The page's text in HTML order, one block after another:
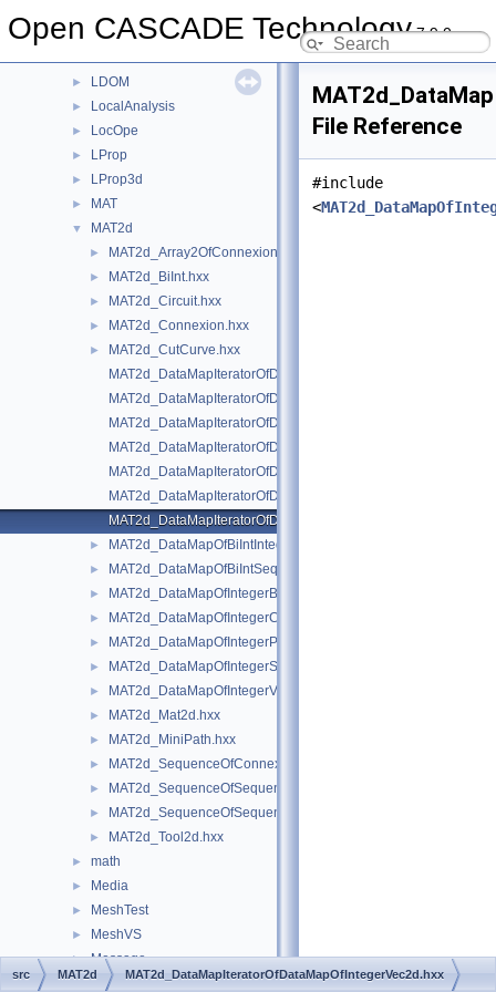
Open CASCADE Technology7.9.0
IVtkVTK
► LDOM
► LocalAnalysis
► LocOpe
► LProp
► LProp3d
► MAT
▼ MAT2d
► MAT2d_Array2OfConnexion.hxx
► MAT2d_BiInt.hxx
► MAT2d_Circuit.hxx
► MAT2d_Connexion.hxx
►
MAT2d_CutCurve.hxx
MAT2d_DataMapIteratorOfDataMapOfBiIntInteger.hxx
MAT2d_DataMapIteratorOfDataMapOfIntegerBisec.hxx
MAT2d_DataMapIteratorOfDataMapOfIntegerConnexion.hxx
MAT2d_DataMapIteratorOfDataMapOfIntegerPnt2d.hxx
MAT2d_DataMapIteratorOfDataMapOfIntegerVec2d.hxx
► MAT2d_DataMapOfBiIntInteger.hxx
► MAT2d_DataMapOfBiIntSequenceOfInteger.hxx
► MAT2d_DataMapOfIntegerBisec.hxx
► MAT2d_DataMapOfIntegerConnexion.hxx
► MAT2d_DataMapOfIntegerPnt2d.hxx
► MAT2d_DataMapOfIntegerSequenceOfConnexion.hxx
► MAT2d_DataMapOfIntegerVec2d.hxx
► MAT2d_Mat2d.hxx
► MAT2d_MiniPath.hxx
► MAT2d_SequenceOfConnexion.hxx
► MAT2d_SequenceOfSequenceOfCurve.hxx
► MAT2d_SequenceOfSequenceOfGeometry.hxx
► MAT2d_Tool2d.hxx
► math
► Media
► MeshTest
► MeshVS
► Message
► MoniTool
File Reference
#include
<
src MAT2d MAT2d_DataMapIteratorOfDataMapOfIntegerVec2d.hxx